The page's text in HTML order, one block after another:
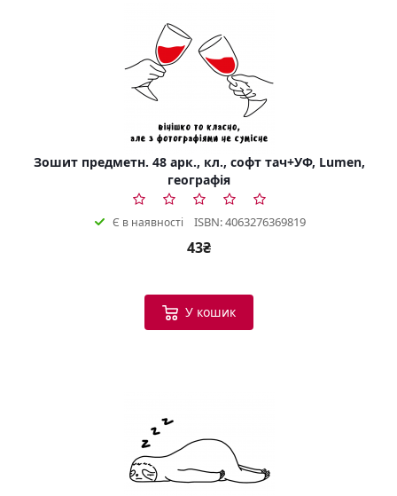
Зошит предметн. 48 арк., кл., софт тач+УФ, Lumen,
географія
Є в наявності ISBN: 4063276369819
43₴
У кошик